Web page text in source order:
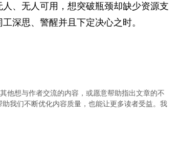
、无人可用，想突破瓶颈却缺少资源支
深思、警醒并且下定决心之时。
他想与作者交流的内容，或愿意帮助指出文章的不
我们不断优化内容质量，也能让更多读者受益。我